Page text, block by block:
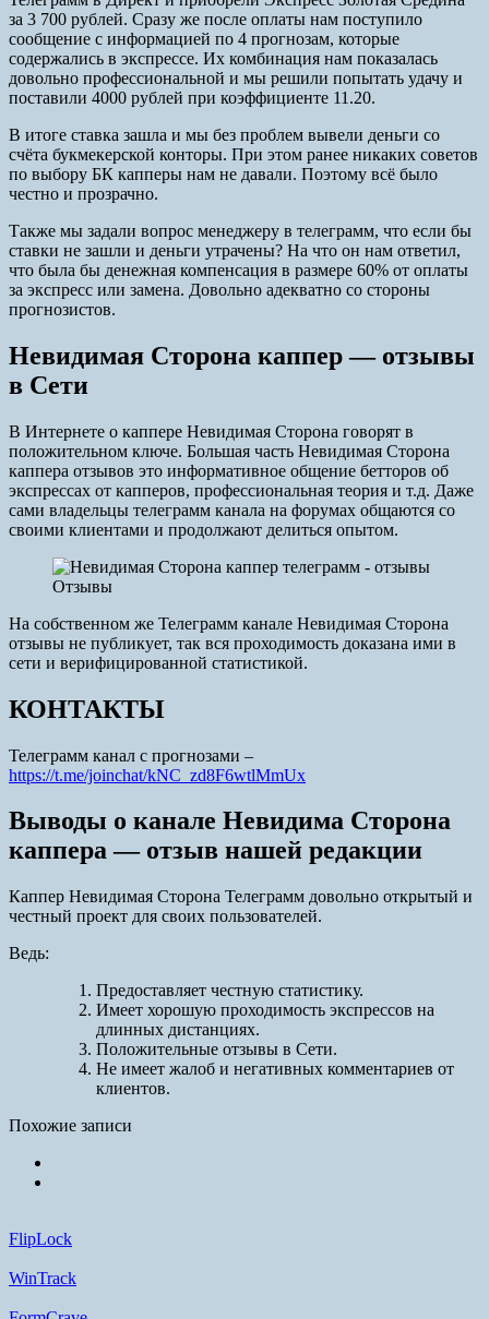
за 3 700 рублей. Сразу же после оплаты нам поступило
сообщение с информацией по 4 прогнозам, которые
содержались в экспрессе. Их комбинация нам показалась
довольно профессиональной и мы решили попытать удачу и
поставили 4000 рублей при коэффициенте 11.20.
В итоге ставка зашла и мы без проблем вывели деньги со
счёта букмекерской конторы. При этом ранее никаких советов
по выбору БК капперы нам не давали. Поэтому всё было
честно и прозрачно.
Также мы задали вопрос менеджеру в телеграмм, что если бы
ставки не зашли и деньги утрачены? На что он нам ответил,
что была бы денежная компенсация в размере 60% от оплаты
за экспресс или замена. Довольно адекватно со стороны
прогнозистов.
Невидимая Сторона каппер — отзывы
в Сети
В Интернете о каппере Невидимая Сторона говорят в
положительном ключе. Большая часть Невидимая Сторона
каппера отзывов это информативное общение бетторов об
экспрессах от капперов, профессиональная теория и т.д. Даже
сами владельцы телеграмм канала на форумах общаются со
своими клиентами и продолжают делиться опытом.
Отзывы
На собственном же Телеграмм канале Невидимая Сторона
отзывы не публикует, так вся проходимость доказана ими в
сети и верифицированной статистикой.
КОНТАКТЫ
Телеграмм канал с прогнозами –
https://t.me/joinchat/kNC_zd8F6wtlMmUx
Выводы о канале Невидима Сторона
каппера — отзыв нашей редакции
Каппер Невидимая Сторона Телеграмм довольно открытый и
честный проект для своих пользователей.
Ведь:
Предоставляет честную статистику.
Имеет хорошую проходимость экспрессов на
длинных дистанциях.
Положительные отзывы в Сети.
Не имеет жалоб и негативных комментариев от
клиентов.
Похожие записи
FlipLock
WinTrack